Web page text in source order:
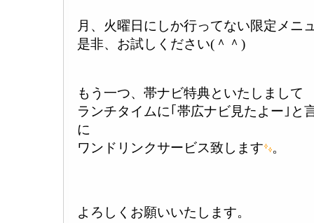
月、火曜日にしか行ってない限定メニ
是非、お試しください(＾＾)
もう一つ、帯ナビ特典といたしまして
ランチタイムに｢帯広ナビ見たよー｣と
に
ワンドリンクサービス致します
。
よろしくお願いいたします。